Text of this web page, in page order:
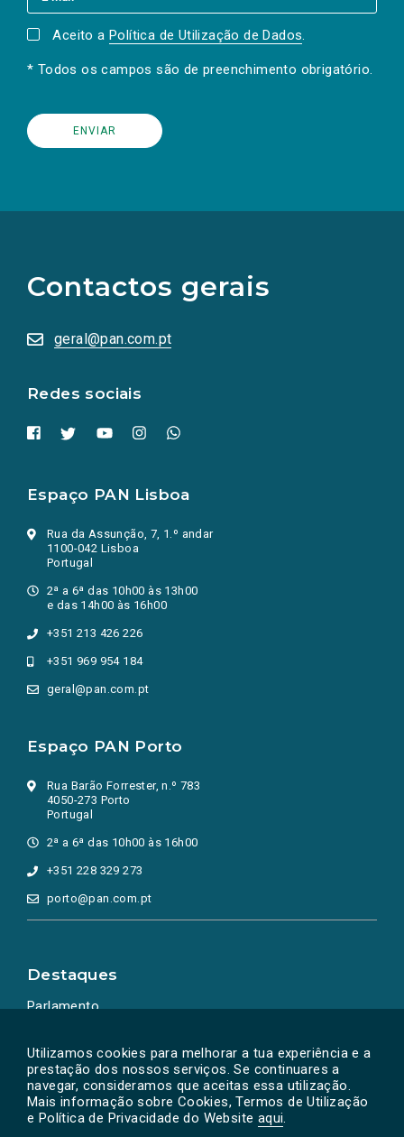
Utilizamos cookies para melhorar a tua experiência e a
prestação dos nossos serviços. Se continuares a
navegar, consideramos que aceitas essa utilização.
Mais informação sobre Cookies, Termos de Utilização
e Política de Privacidade do Website aqui.
Aceito a Política de Utilização de Dados.
* Todos os campos são de preenchimento obrigatório.
Contactos gerais
geral@pan.com.pt
Redes sociais
redes
sociais
numa
nova
Espaço PAN Lisboa
Rua da Assunção, 7, 1.º andar
1100-042 Lisboa
Portugal
2ª a 6ª das 10h00 às 13h00
e das 14h00 às 16h00
+351 213 426 226
+351 969 954 184
geral@pan.com.pt
Espaço PAN Porto
Rua Barão Forrester, n.º 783
4050-273 Porto
Portugal
2ª a 6ª das 10h00 às 16h00
+351 228 329 273
porto@pan.com.pt
Destaques
Parlamento